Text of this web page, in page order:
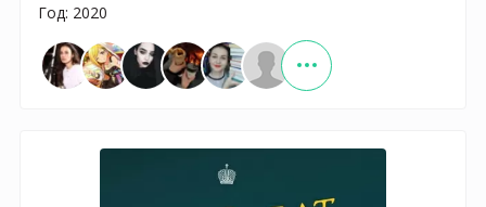
Год: 2020